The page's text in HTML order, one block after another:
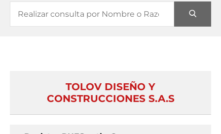
TOLOV DISEÑO Y
CONSTRUCCIONES S.A.S